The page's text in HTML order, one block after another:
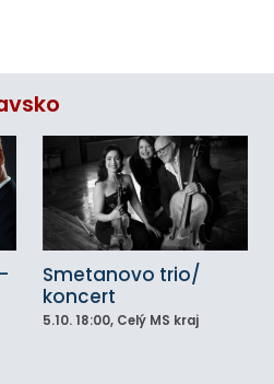
Smetanovo trio/
koncert
5.10. 18:00, Celý MS kraj